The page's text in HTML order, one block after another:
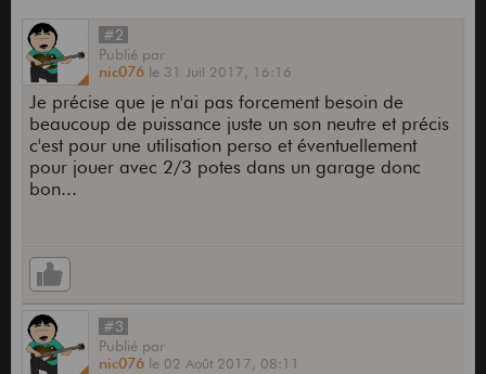
#2
Publié par
nic076 le 31 Juil 2017, 16:16
Je précise que je n'ai pas forcement besoin de
beaucoup de puissance juste un son neutre et précis
c'est pour une utilisation perso et éventuellement
pour jouer avec 2/3 potes dans un garage donc
bon...
#3
Publié par
nic076 le 02 Août 2017, 08:11